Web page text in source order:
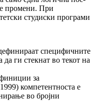
про­мени. При
студиски програми
спе­ци­фич­ните
ги стекнат во текот на
за
ком­петентноста е
во бројни